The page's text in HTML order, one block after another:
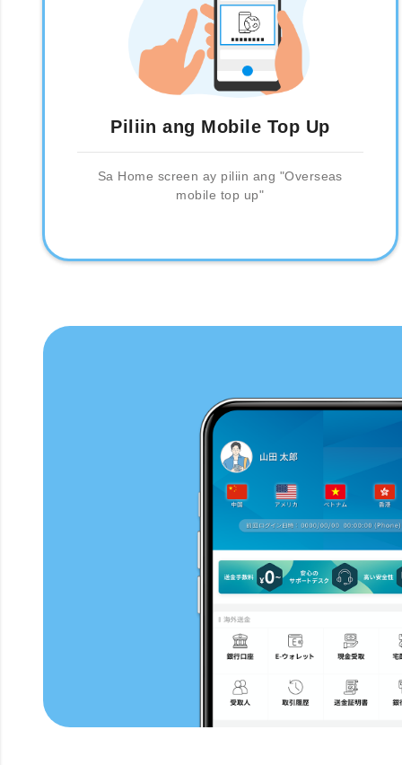
Piliin ang Mobile Top Up
Sa Home screen ay piliin ang "Overseas
mobile top up"